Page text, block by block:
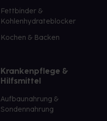
Fettbinder &
Kohlenhydrateblocker
Kochen & Backen
Krankenpflege &
Hilfsmittel
Aufbaunahrung &
Sondennahrung